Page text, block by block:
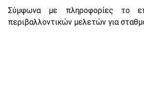
Σύμφωνα με πληροφορίες το
περιβαλλοντικών μελετών για